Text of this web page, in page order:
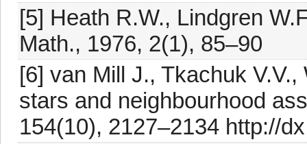
[5] Heath R.W., Lindgren
Math., 1976, 2(1), 85–90
[6] van Mill J., Tkachuk
stars and neighbourhood
154(10), 2127–2134 http://